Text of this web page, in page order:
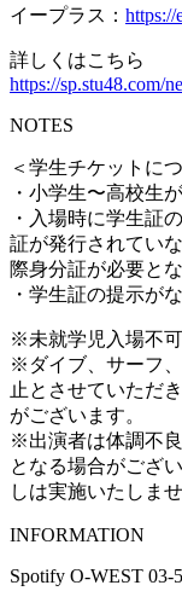
イープラス： https://
詳しくはこちら
https://sp.stu48.com/
NOTES
＜学生チケットに
・小学生〜高校生
・入場時に学生証
証が発行されてい
際身分証が必要とな
・学生証の提示が
※未就学児入場不可
※ダイブ、サーフ
止とさせていただ
がございます。
※出演者は体調不
となる場合がござ
しは実施いたしませ
INFORMATION
Spotify O-WEST 03-